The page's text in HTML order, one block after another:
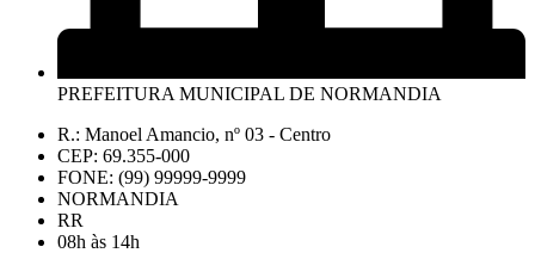
PREFEITURA MUNICIPAL DE NORMANDIA
R.: Manoel Amancio, nº 03 - Centro
CEP: 69.355-000
FONE: (99) 99999-9999
NORMANDIA
RR
08h às 14h